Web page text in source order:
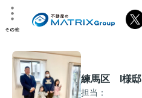
練馬区 I様邸
担当：